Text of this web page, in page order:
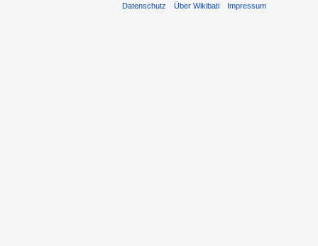
Datenschutz Über Wikibati Impressum